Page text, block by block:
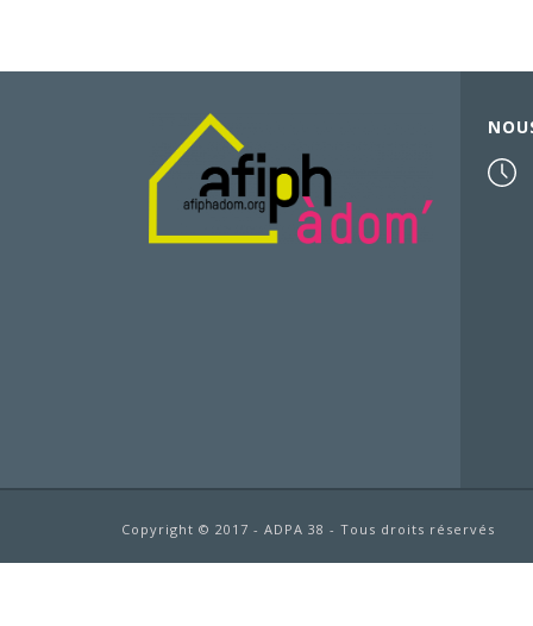
Copyright © 2017 - ADPA 38 - Tous droits réservés